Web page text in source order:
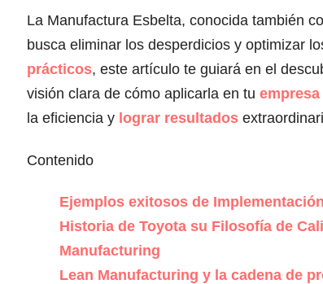
La Manufactura Esbelta, conocida también
busca eliminar los desperdicios y optimizar
prácticos, este artículo te guiará en el
visión clara de cómo aplicarla en tu empresa
la eficiencia y lograr resultados
Contenido
Ejemplos exitosos de
Historia de Toyota su Filosofía de
Manufacturing
Lean Manufacturing y la cadena de